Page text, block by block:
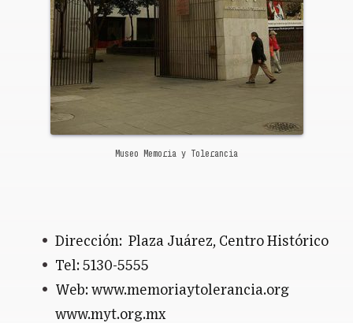
Museo Memoria y Tolerancia
Dirección: Plaza Juárez, Centro Histórico
Tel: 5130-5555
Web: www.memoriaytolerancia.org
www.myt.org.mx